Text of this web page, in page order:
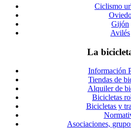
Ciclismo
Gijón
Avilés
La
Información
Tiendas de
Alquiler de
Bicicletas
Bicicletas y
Asociaciones,